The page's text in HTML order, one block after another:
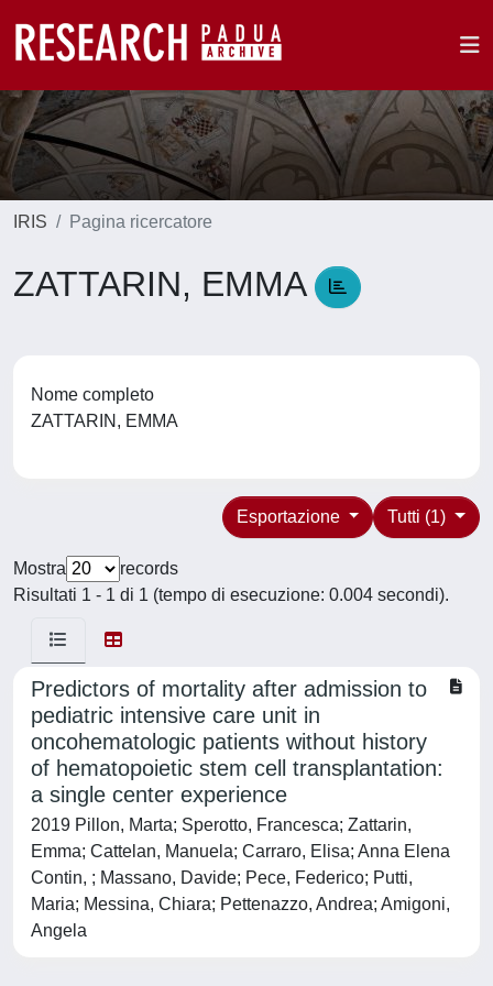
IRIS Pagina ricercatore
ZATTARIN, EMMA
Nome completo
ZATTARIN, EMMA
Tutti (1)
Esportazione
Mostra
records
Risultati 1 - 1 di 1 (tempo di esecuzione: 0.004 secondi).
Predictors of mortality after admission to
pediatric intensive care unit in
oncohematologic patients without history
of hematopoietic stem cell transplantation:
a single center experience
2019 Pillon, Marta; Sperotto, Francesca; Zattarin,
Emma; Cattelan, Manuela; Carraro, Elisa; Anna Elena
Contin, ; Massano, Davide; Pece, Federico; Putti,
Maria; Messina, Chiara; Pettenazzo, Andrea; Amigoni,
Angela